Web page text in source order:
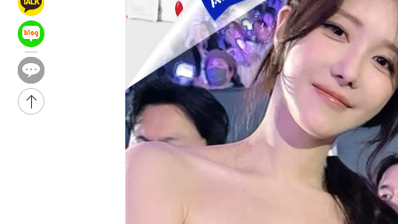
-18251초 전 >
축구협회, 15년 전 심판 성 접대 파문에 "현재는 내부 지침 준
-16936초 전 >
경찰, '홍명보는 2순위' 결론냈던 스포츠윤리센터도 압수수색
-2532초 전 >
[속보]합참 "北 발사체는 단거리탄도미사일…감시·경계태세
-2280초 전 >
日방위성, 北이 동해로 쏜 발사체는 탄도미사일 가능성
-710초 전 >
[속보] SKT, 에이닷 서비스 장애 발생…"원인 파악 중"
[속보]합참 "북, 동해상으로 미상 발사체 발사"
'낮 최고 39도' 불볕더위…한밤 열대야도 계속[내일날씨]
[속보]7~9일 프로야구 3연전도 폭염 취소…11일 재개
"韓 외환시장 개입 관측 배경엔 美의 대한국 무역적자 있어"